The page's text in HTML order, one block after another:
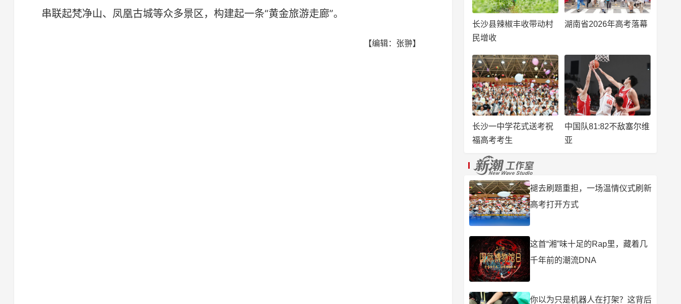
串联起梵净山、凤凰古城等众多景区，构建起一条“黄金旅游走廊”。
【编辑：张翀】
长沙县辣椒丰收带动村
民增收
湖南省2026年高考落幕
长沙一中学花式送考祝
福高考考生
中国队81:82不敌塞尔维
亚
褪去刷题重担，一场温情仪式刷新
高考打开方式
这首“湘”味十足的Rap里，藏着几
千年前的潮流DNA
你以为只是机器人在打架？这背后